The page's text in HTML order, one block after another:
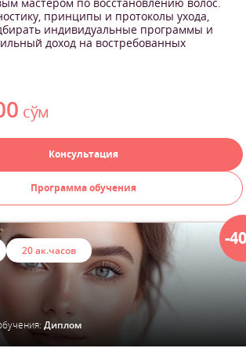
принципы и протоколы ухода,
индивидуальные программы и
доход на востребованных
сўм
Консультация
Программа обучения
-
20 ак.часов
Диплом